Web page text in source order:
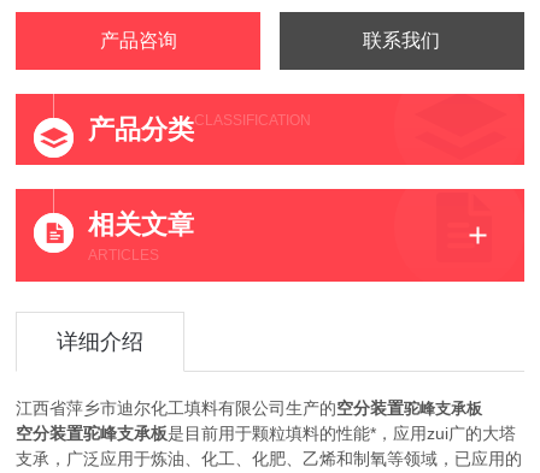
产品咨询 联系我们
产品分类CLASSIFICATION
相关文章
ARTICLES
详细介绍
江西省萍乡市迪尔化工填料有限公司生产的空分装置驼峰支承板
空分装置驼峰支承板是目前用于颗粒填料的性能*，应用zui广的大塔
支承，广泛应用于炼油、化工、化肥、乙烯和制氧等领域，已应用的